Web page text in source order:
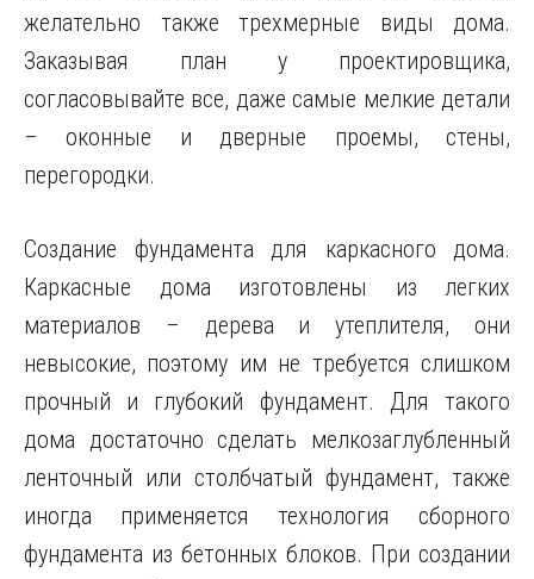
желательно также трехмерные виды дома.
Заказывая план у проектировщика,
согласовывайте все, даже самые мелкие детали
– оконные и дверные проемы, стены,
перегородки.
Создание фундамента для каркасного дома.
Каркасные дома изготовлены из легких
материалов – дерева и утеплителя, они
невысокие, поэтому им не требуется слишком
прочный и глубокий фундамент. Для такого
дома достаточно сделать мелкозаглубленный
ленточный или столбчатый фундамент, также
иногда применяется технология сборного
фундамента из бетонных блоков. При создании